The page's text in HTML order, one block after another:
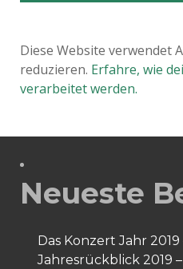
Diese Website verwendet
reduzieren. Erfahre, wie
verarbeitet werden.
Neueste
Das Konzert Jahr
Jahresrückblick 2019 –